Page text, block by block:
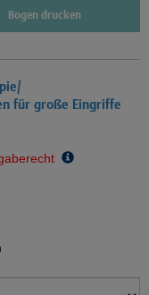
Bogen drucken
für große Eingriffe